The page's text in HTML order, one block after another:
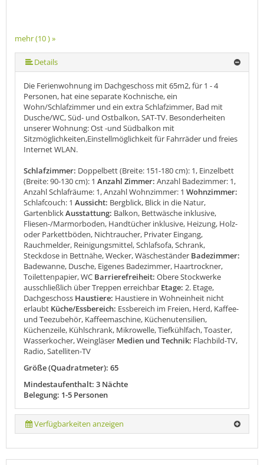
mehr (10 ) »
mehr (10 ) »
mehr (10 ) »
mehr (10 ) »
mehr (10 ) »
mehr (10 ) »
mehr (10 ) »
Details
Die Ferienwohnung im Dachgeschoss mit 65m2, für 1 - 4
Personen, hat eine separate Kochnische, ein
Wohn/Schlafzimmer und ein extra Schlafzimmer, Bad mit
Dusche/WC, Süd- und Ostbalkon, SAT-TV. Besonderheiten
unserer Wohnung: Ost -und Südbalkon mit
Sitzmöglichkeiten,Einstellmöglichkeit für Fahrräder und freies
Internet WLAN.
Schlafzimmer: Doppelbett (Breite: 151-180 cm): 1, Einzelbett
(Breite: 90-130 cm): 1 Anzahl Zimmer: Anzahl Badezimmer: 1,
Anzahl Schlafräume: 1, Anzahl Wohnzimmer: 1 Wohnzimmer:
Schlafcouch: 1 Aussicht: Bergblick, Blick in die Natur,
GartenblickAusstattung: Balkon, Bettwäsche inklusive,
Fliesen-/Marmorboden, Handtücher inklusive, Heizung, Holz-
oder Parkettböden, Nichtraucher, Privater Eingang,
Rauchmelder, Reinigungsmittel, Schlafsofa, Schrank,
Steckdose in Bettnähe, Wecker, Wäscheständer Badezimmer:
Badewanne, Dusche, Eigenes Badezimmer, Haartrockner,
Toilettenpapier, WC Barrierefreiheit: Obere Stockwerke
ausschließlich über Treppen erreichbar Etage: 2. Etage,
Dachgeschoss Haustiere: Haustiere in Wohneinheit nicht
erlaubt Küche/Essbereich: Essbereich im Freien, Herd, Kaffee-
und Teezubehör, Kaffeemaschine, Küchenutensilien,
Küchenzeile, Kühlschrank, Mikrowelle, Tiefkühlfach, Toaster,
Wasserkocher, Weingläser Medien und Technik: Flachbild-TV,
Radio, Satelliten-TV
Größe (Quadratmeter): 65
Mindestaufenthalt: 3 Nächte
Belegung: 1-5 Personen
Verfügbarkeiten anzeigen